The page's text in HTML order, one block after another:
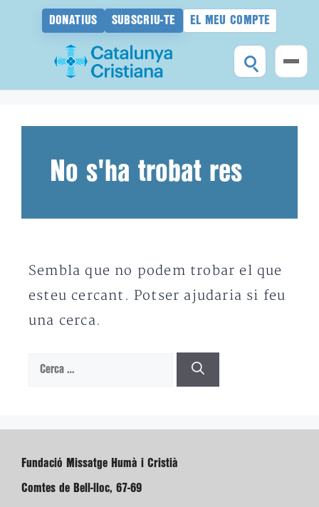
DONATIUS SUBSCRIU-TE EL MEU COMPTE
No s'ha trobat res
Sembla que no podem trobar el que
esteu cercant. Potser ajudaria si feu
una cerca.
Cerca:
Fundació Missatge Humà i Cristià
Comtes de Bell-lloc, 67-69